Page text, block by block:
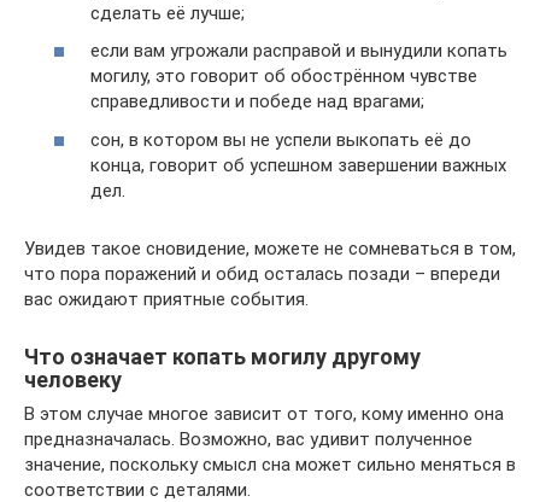
сделать её лучше;
если вам угрожали расправой и вынудили копать
могилу, это говорит об обострённом чувстве
справедливости и победе над врагами;
сон, в котором вы не успели выкопать её до
конца, говорит об успешном завершении важных
дел.
Увидев такое сновидение, можете не сомневаться в том,
что пора поражений и обид осталась позади – впереди
вас ожидают приятные события.
Что означает копать могилу другому
человеку
В этом случае многое зависит от того, кому именно она
предназначалась. Возможно, вас удивит полученное
значение, поскольку смысл сна может сильно меняться в
соответствии с деталями.